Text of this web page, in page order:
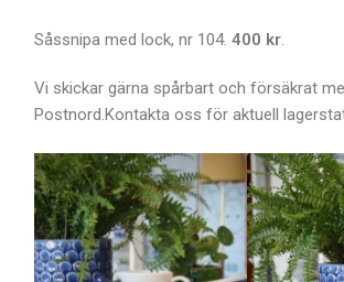
Såssnipa med lock, nr 104.400 kr.
Vi skickar gärna spårbart och försäkrat
Postnord.Kontakta oss för aktuell